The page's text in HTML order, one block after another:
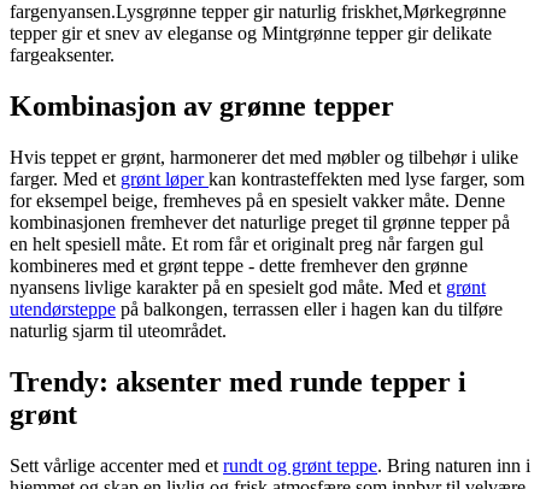
fargenyansen.Lysgrønne tepper gir naturlig friskhet,Mørkegrønne
tepper gir et snev av eleganse og Mintgrønne tepper gir delikate
fargeaksenter.
Kombinasjon av grønne tepper
Hvis teppet er grønt, harmonerer det med møbler og tilbehør i ulike
farger. Med et grønt løperkan kontrasteffekten med lyse farger, som
for eksempel beige, fremheves på en spesielt vakker måte. Denne
kombinasjonen fremhever det naturlige preget til grønne tepper på
en helt spesiell måte. Et rom får et originalt preg når fargen gul
kombineres med et grønt teppe - dette fremhever den grønne
nyansens livlige karakter på en spesielt god måte. Med et grønt
utendørsteppe på balkongen, terrassen eller i hagen kan du tilføre
naturlig sjarm til uteområdet.
Trendy: aksenter med runde tepper i
grønt
Sett vårlige accenter med et rundt og grønt teppe. Bring naturen inn i